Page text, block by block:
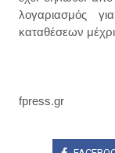
λογαριασμός
καταθέσεων
fpress.gr